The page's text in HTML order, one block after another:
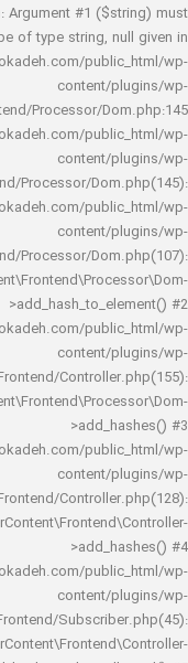
Argument #1
be of type string,
decokadeh.com/
Frontend/Processor/
decokadeh.com/
Frontend/Processor/
decokadeh.com/
Frontend/Processor/
decokadeh.com/
Frontend/
decokadeh.com/
Frontend/
decokadeh.com/
Frontend/